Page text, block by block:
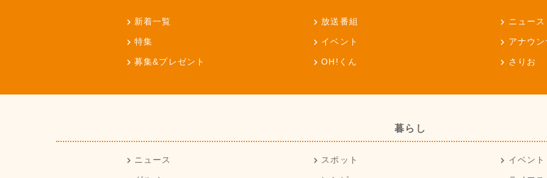
新着一覧 放送番組 ニュース
特集 イベント アナウ
募集&プレゼント OH!くん さりお
暮らし
ニュース スポット イベント